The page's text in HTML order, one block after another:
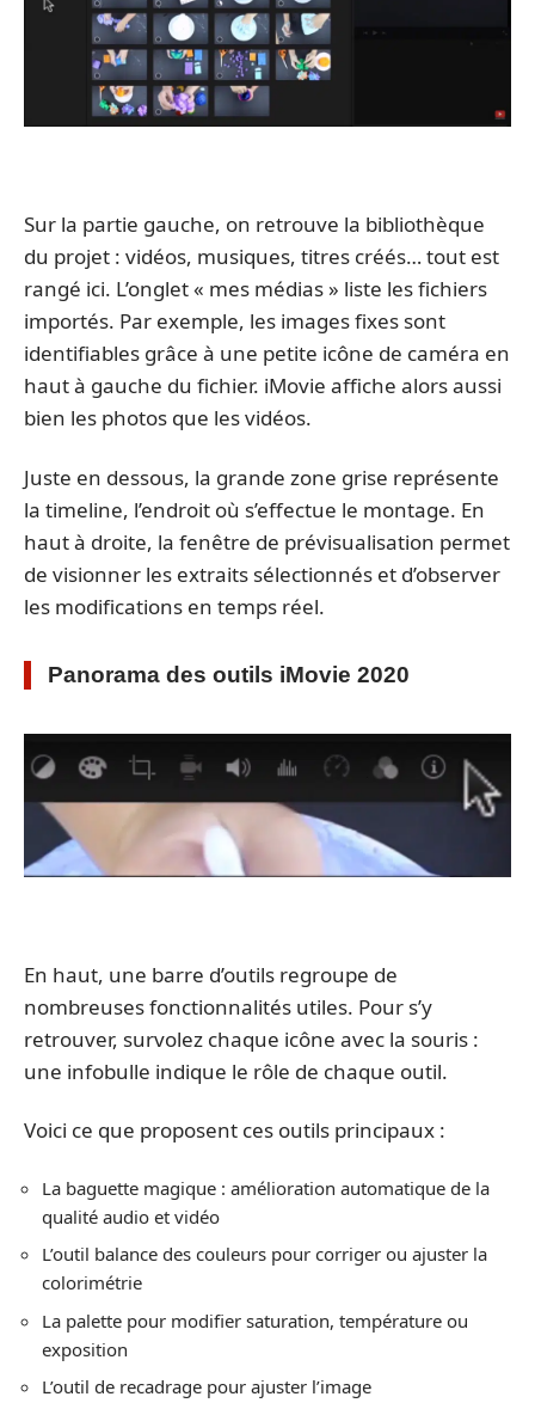
Sur la partie gauche, on retrouve la bibliothèque
du projet : vidéos, musiques, titres créés… tout est
rangé ici. L’onglet « mes médias » liste les fichiers
importés. Par exemple, les images fixes sont
identifiables grâce à une petite icône de caméra en
haut à gauche du fichier. iMovie affiche alors aussi
bien les photos que les vidéos.
Juste en dessous, la grande zone grise représente
la timeline, l’endroit où s’effectue le montage. En
haut à droite, la fenêtre de prévisualisation permet
de visionner les extraits sélectionnés et d’observer
les modifications en temps réel.
Panorama des outils iMovie 2020
En haut, une barre d’outils regroupe de
nombreuses fonctionnalités utiles. Pour s’y
retrouver, survolez chaque icône avec la souris :
une infobulle indique le rôle de chaque outil.
Voici ce que proposent ces outils principaux :
La baguette magique : amélioration automatique de la
qualité audio et vidéo
L’outil balance des couleurs pour corriger ou ajuster la
colorimétrie
La palette pour modifier saturation, température ou
exposition
L’outil de recadrage pour ajuster l’image